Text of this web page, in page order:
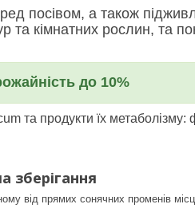
посівом, а також
та кімнатних рослин, та
до 10%
та продукти їх
зберігання
від прямих сонячних променів